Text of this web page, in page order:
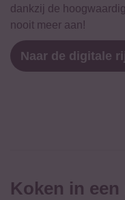
dankzij de
nooit meer aan!
Naar de digitale
Koken in